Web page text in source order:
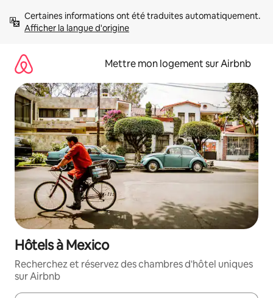
directement
Afficher la langue d'origine
Mettre mon logement sur Airbnb
Hôtels à Mexico
Recherchez et réservez des chambres d'hôtel uniques
sur Airbnb